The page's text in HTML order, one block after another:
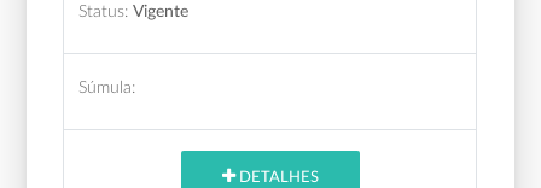
Status: Vigente
Súmula:
DETALHES